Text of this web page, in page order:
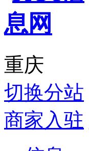
重庆
切换分站
商家入驻